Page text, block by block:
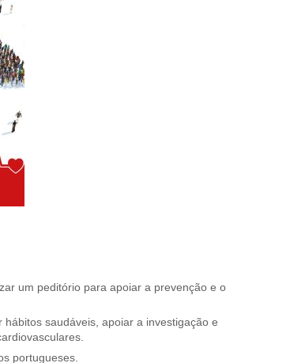
um peditório para apoiar a prevenção e o
saudáveis, apoiar a investigação e
portugueses.